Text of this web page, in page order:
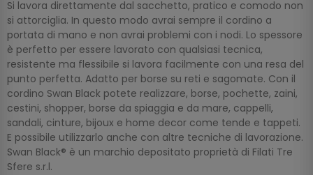
Si lavora direttamente dal sacchetto, pratico e comodo non
si attorciglia. In questo modo avrai sempre il cordino a
portata di mano e non avrai problemi con i nodi. Lo spessore
è perfetto per essere lavorato con qualsiasi tecnica,
resistente ma flessibile si lavora facilmente con una resa del
punto perfetta. Adatto per borse su reti e sagomate. Con il
cordino Swan Black potete realizzare, borse, pochette, zaini,
cestini, shopper, borse da spiaggia e da mare, cappelli,
sandali, cinture, bijoux e home decor come tende e tappeti.
E possibile utilizzarlo anche con altre tecniche di lavorazione.
Swan Black® è un marchio depositato proprietà di Filati Tre
Sfere s.r.l.